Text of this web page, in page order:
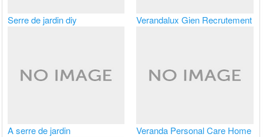
Serre de jardin diy Verandalux Gien Recrutement
A serre de jardin Veranda Personal Care Home